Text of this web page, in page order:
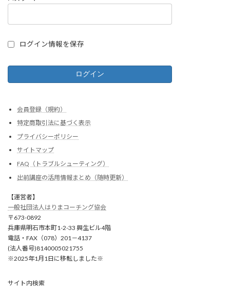
ログイン情報を保存
会員登録（規約）
特定商取引法に基づく表示
プライバシーポリシー
サイトマップ
FAQ（トラブルシューティング）
出前講座の活用情報まとめ（随時更新）
【運営者】
一般社団法人はりまコーチング協会
〒673-0892
兵庫県明石市本町1-2-33 興生ビル4階
電話・FAX（078）201－4137
(法人番号)8140005021755
※2025年1月1日に移転しました※
サイト内検索